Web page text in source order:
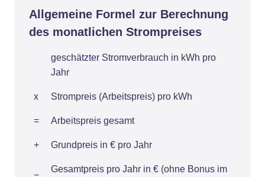
Allgemeine Formel zur Berechnung
des monatlichen Strompreises
geschätzter Stromverbrauch in kWh pro
Jahr
x Strompreis (Arbeitspreis) pro kWh
= Arbeitspreis gesamt
+ Grundpreis in € pro Jahr
Gesamtpreis pro Jahr in € (ohne Bonus im